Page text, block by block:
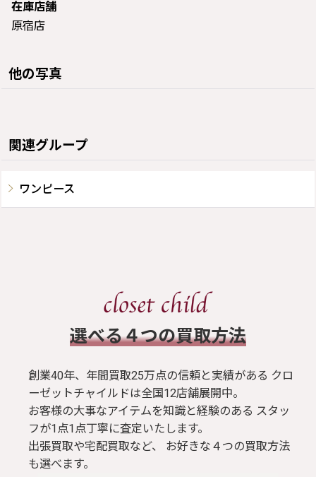
在庫店舗
原宿店
他の写真
関連グループ
ワンピース
​選べる４つの買取方法
創業40年、年間買取25万点の信頼と実績がある クロ
ーゼットチャイルドは全国12店舗展開中。
お客様の大事なアイテムを知識と経験のある スタッ
フが1点1点丁寧に査定いたします。
出張買取や宅配買取など、 お好きな４つの買取方法
も選べます。